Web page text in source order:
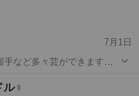
7月1日
手など多々芸ができます。
育経験ありの方
ル♀